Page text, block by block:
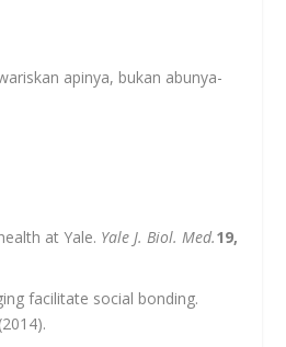
apinya, bukan abunya-
at Yale. Yale J. Biol. Med.19,
facilitate social bonding.